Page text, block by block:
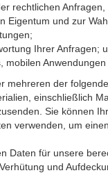
rechtlichen
Eigentum und zur
Ihrer Anfragen;
Anwendungen
mehreren der
einschließlich
Sie können
verwenden, um
Daten für unsere
und